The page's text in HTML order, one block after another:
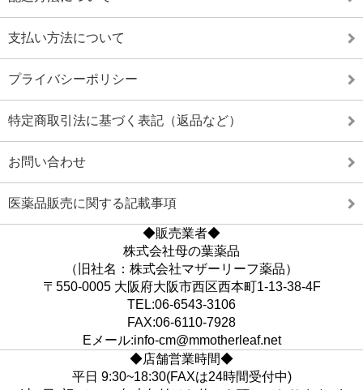
支払い方法について
プライバシーポリシー
特定商取引法に基づく表記（返品など）
お問い合わせ
医薬品販売に関する記載事項
◆販売業者◆
株式会社母の葉薬品
（旧社名：株式会社マザーリーフ薬品）
〒550-0005 大阪府大阪市西区西本町1-13-38-4F
TEL:06-6543-3106
FAX:06-6110-7928
Eメール:info-cm@mmotherleaf.net
◆店舗営業時間◆
平日 9:30~18:30(FAXは24時間受付中)